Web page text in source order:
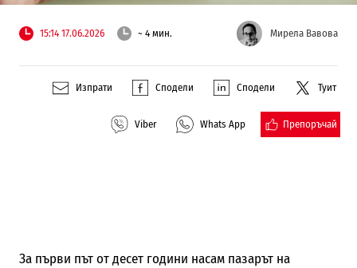
15:14 17.06.2026 ~ 4 мин. Мирела Вавова
Изпрати Сподели Сподели Туит
Viber Whats App Препоръчай
За първи път от десет години насам пазарът на